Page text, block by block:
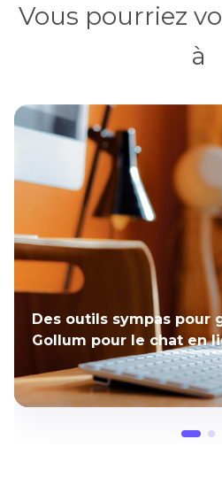
Vous pourriez
à
Des outils sympas pour
Gollum pour le chat en